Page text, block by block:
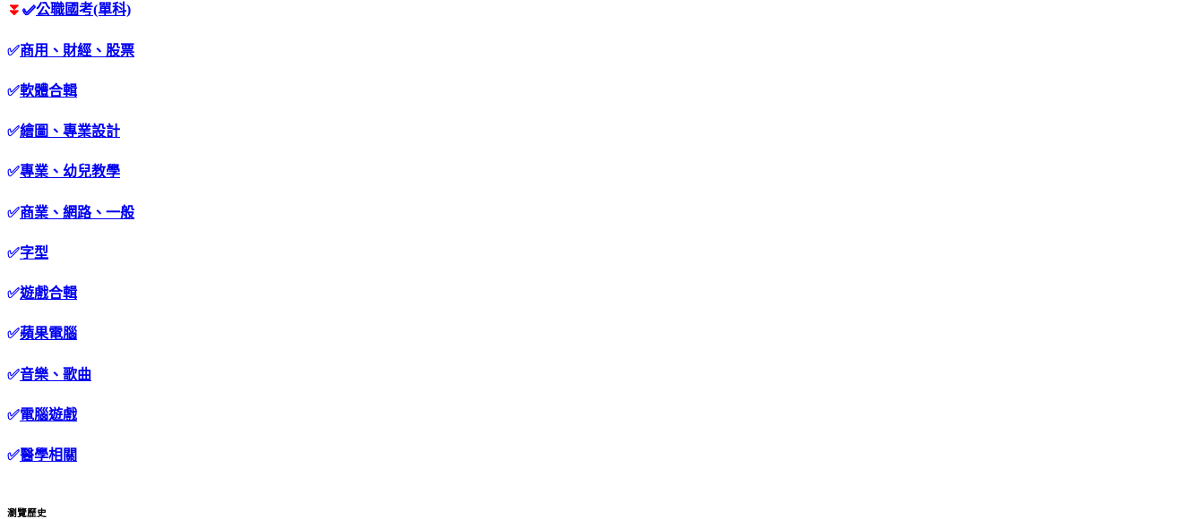
⏬ ✅公職國考(單科)
✅商用、財經、股票
✅軟體合輯
✅繪圖、專業設計
✅專業、幼兒教學
✅商業、網路、一般
✅字型
✅遊戲合輯
✅蘋果電腦
✅音樂、歌曲
✅電腦遊戲
✅醫學相關
瀏覽歷史